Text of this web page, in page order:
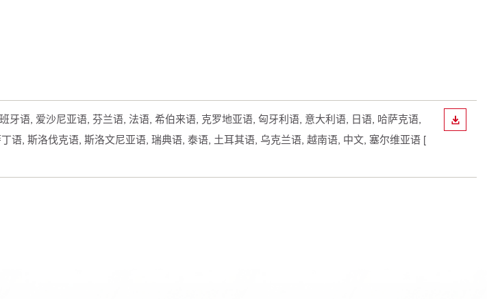
语, 爱沙尼亚语, 芬兰语, 法语, 希伯来语, 克罗地亚语, 匈牙利语, 意大利语, 日语, 哈萨克语,
, 斯洛伐克语, 斯洛文尼亚语, 瑞典语, 泰语, 土耳其语, 乌克兰语, 越南语, 中文, 塞尔维亚语 [
下载